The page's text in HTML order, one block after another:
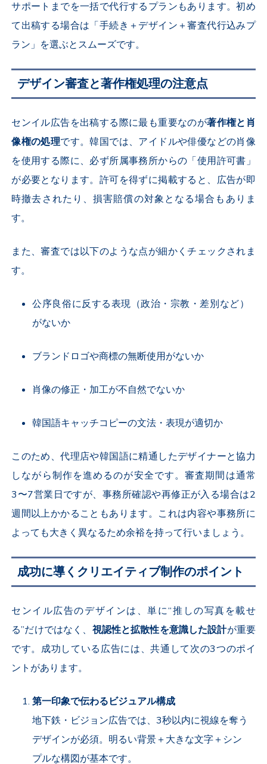
サポートまでを一括で代行するプランもあります。初め
て出稿する場合は「手続き＋デザイン＋審査代行込みプ
ラン」を選ぶとスムーズです。
デザイン審査と著作権処理の注意点
センイル広告を出稿する際に最も重要なのが著作権と肖
像権の処理です。韓国では、アイドルや俳優などの肖像
を使用する際に、必ず所属事務所からの「使用許可書」
が必要となります。許可を得ずに掲載すると、広告が即
時撤去されたり、損害賠償の対象となる場合もありま
す。
また、審査では以下のような点が細かくチェックされま
す。
公序良俗に反する表現（政治・宗教・差別など）
がないか
ブランドロゴや商標の無断使用がないか
肖像の修正・加工が不自然でないか
韓国語キャッチコピーの文法・表現が適切か
このため、代理店や韓国語に精通したデザイナーと協力
しながら制作を進めるのが安全です。審査期間は通常
3〜7営業日ですが、事務所確認や再修正が入る場合は2
週間以上かかることもあります。これは内容や事務所に
よっても大きく異なるため余裕を持って行いましょう。
成功に導くクリエイティブ制作のポイント
センイル広告のデザインは、単に“推しの写真を載せ
る”だけではなく、 視認性と拡散性を意識した設計が重要
です。成功している広告には、共通して次の3つのポイ
ントがあります。
第一印象で伝わるビジュアル構成
地下鉄・ビジョン広告では、3秒以内に視線を奪う
デザインが必須。明るい背景＋大きな文字＋シン
プルな構図が基本です。